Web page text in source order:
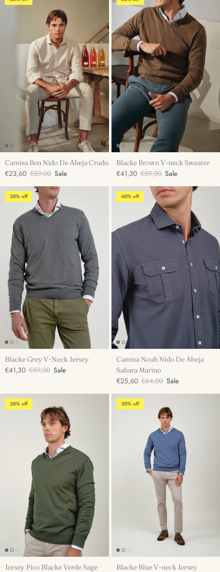
Camisa Ben Nido De Abeja Crudo
€23,60 €59,00 Sale
Blacke Brown V-neck Sweater
€41,30 €59,00 Sale
30% off
Blacke Grey V-Neck Jersey
€41,30 €59,00 Sale
60% off
Camisa Noah Nido De Abeja
Sahara Marino
€25,60 €64,00 Sale
30% off
Jersey Pico Blacke Verde Sage
30% off
Blacke Blue V-neck Jersey